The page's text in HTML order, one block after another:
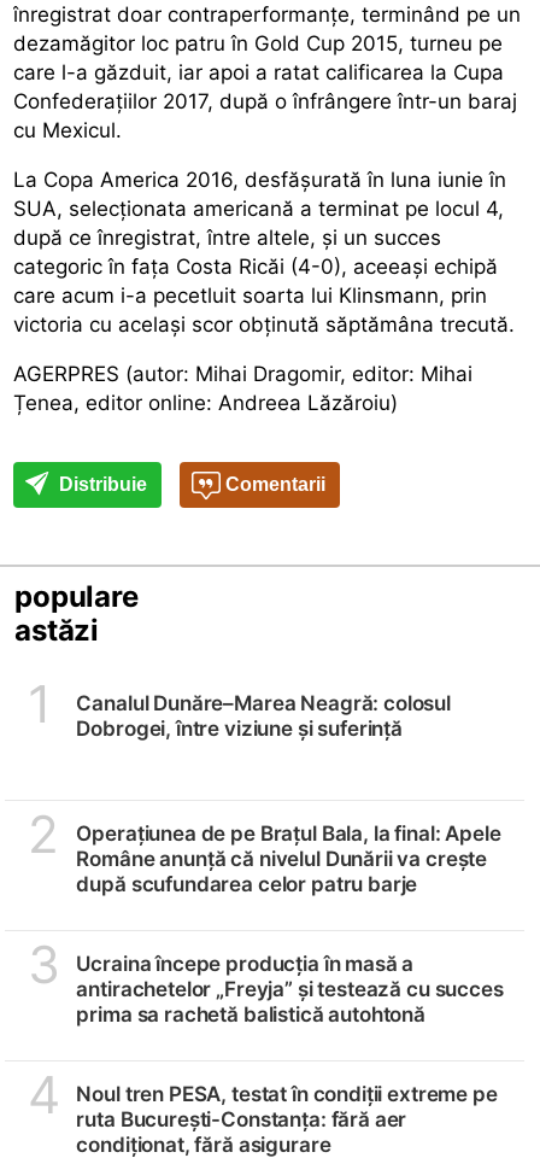
înregistrat doar contraperformanțe, terminând pe un
dezamăgitor loc patru în Gold Cup 2015, turneu pe
care l-a găzduit, iar apoi a ratat calificarea la Cupa
Confederațiilor 2017, după o înfrângere într-un baraj
cu Mexicul.
La Copa America 2016, desfășurată în luna iunie în
SUA, selecționata americană a terminat pe locul 4,
după ce înregistrat, între altele, și un succes
categoric în fața Costa Ricăi (4-0), aceeași echipă
care acum i-a pecetluit soarta lui Klinsmann, prin
victoria cu același scor obținută săptămâna trecută.
AGERPRES (autor: Mihai Dragomir, editor: Mihai
Țenea, editor online: Andreea Lăzăroiu)
Distribuie Comentarii
populare
astăzi
1
Canalul Dunăre–Marea Neagră: colosul
Dobrogei, între viziune și suferință
2
Operațiunea de pe Brațul Bala, la final: Apele
Române anunță că nivelul Dunării va crește
după scufundarea celor patru barje
3
Ucraina începe producția în masă a
antirachetelor „Freyja” și testează cu succes
prima sa rachetă balistică autohtonă
4
Noul tren PESA, testat în condiții extreme pe
ruta București-Constanța: fără aer
condiționat, fără asigurare